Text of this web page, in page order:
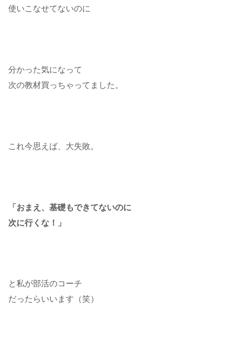
使いこなせてないのに
分かった気になって
次の教材買っちゃってました。
これ今思えば、大失敗。
「おまえ、基礎もできてないのに
次に行くな！」
と私が部活のコーチ
だったらいいます（笑）